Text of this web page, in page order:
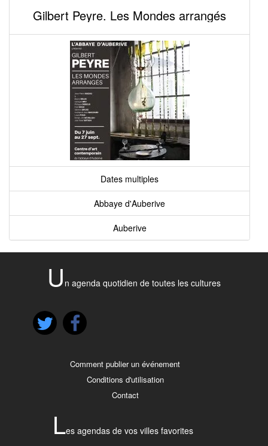
Gilbert Peyre. Les Mondes arrangés
Dates multiples
Abbaye d'Auberive
Auberive
U n agenda quotidien de toutes les cultures
Comment publier un événement
Conditions d'utilisation
Contact
Les agendas de vos villes favorites